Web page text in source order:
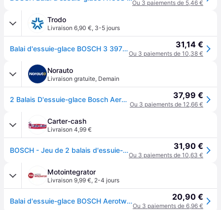
Ou 3 paiements de 5,46 €
Trodo
Livraison 6,90 €, 3-5 jours
Balai d'essuie-glace BOSCH 3 397 014 156 31,14 €
Ou 3 paiements de 10,38 €
Norauto
Livraison gratuite, Demain
2 Balais D'essuie-glace Bosch Aerotwin A156s 37,99 €
Ou 3 paiements de 12,66 €
Carter-cash
Livraison 4,99 €
BOSCH - Jeu de 2 balais d'essuie-glace 3 397 014 156 - 650+400 mm - Réf. 3397014156 31,90 €
Ou 3 paiements de 10,63 €
Motointegrator
Livraison 9,99 €, 2-4 jours
Balai d'essuie-glace BOSCH Aerotwin A156S, 650/400mm, Avant, 2 Pièce 20,90 €
Ou 3 paiements de 6,96 €